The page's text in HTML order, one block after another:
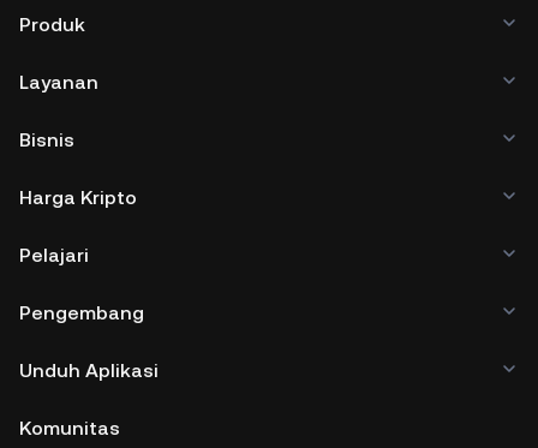
Produk
Layanan
Bisnis
Harga Kripto
Pelajari
Pengembang
Unduh Aplikasi
Komunitas